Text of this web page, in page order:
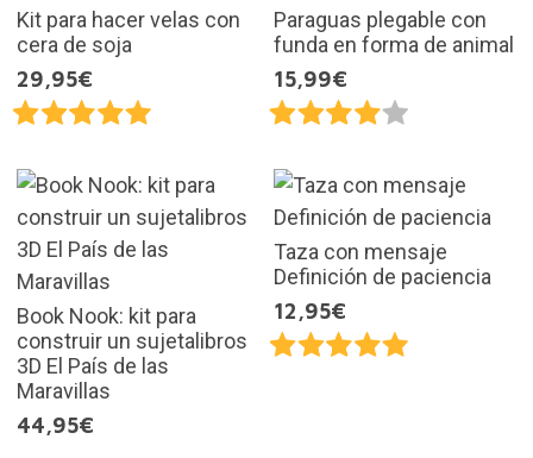
Kit para hacer velas con
cera de soja
29,95€
Paraguas plegable con
funda en forma de animal
15,99€
Book Nook: kit para
construir un sujetalibros
3D El País de las
Maravillas
44,95€
Taza con mensaje
Definición de paciencia
12,95€